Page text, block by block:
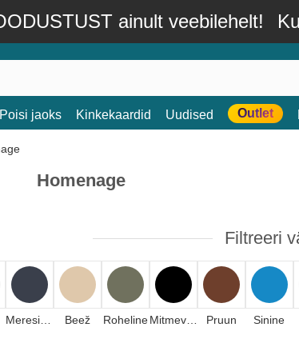
ainult veebilehelt!
Poisi jaoks Kinkekaardid Uudised Outlet
Homenage
Filtreeri
Meresinine Beež Roheline Mitmevärviline Pruun Sinine